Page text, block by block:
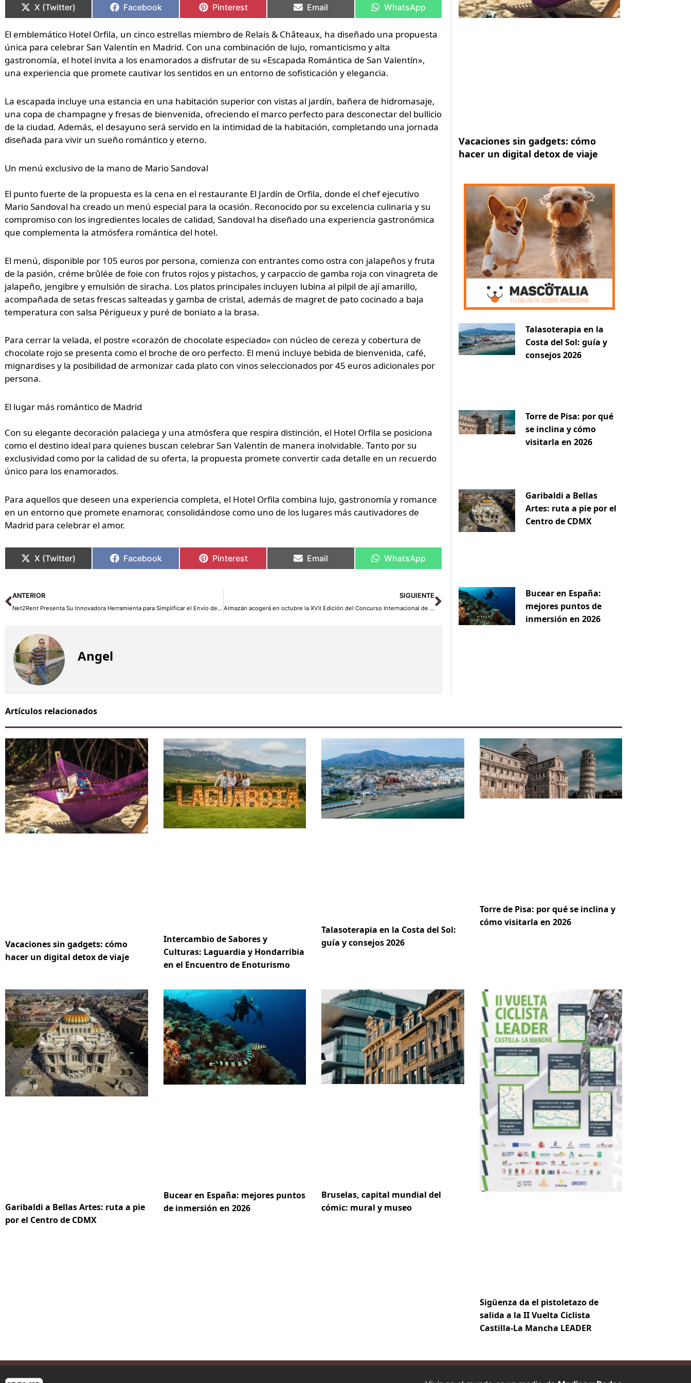
X (Twitter)
Facebook
Pinterest
Email
WhatsApp
El emblemático Hotel Orfila, un cinco estrellas miembro de Relais & Châteaux, ha diseñado una propuesta
única para celebrar San Valentín en Madrid. Con una combinación de lujo, romanticismo y alta
gastronomía, el hotel invita a los enamorados a disfrutar de su «Escapada Romántica de San Valentín»,
una experiencia que promete cautivar los sentidos en un entorno de sofisticación y elegancia.
La escapada incluye una estancia en una habitación superior con vistas al jardín, bañera de hidromasaje,
una copa de champagne y fresas de bienvenida, ofreciendo el marco perfecto para desconectar del bullicio
de la ciudad. Además, el desayuno será servido en la intimidad de la habitación, completando una jornada
diseñada para vivir un sueño romántico y eterno.
Un menú exclusivo de la mano de Mario Sandoval
El punto fuerte de la propuesta es la cena en el restaurante El Jardín de Orfila, donde el chef ejecutivo
Mario Sandoval ha creado un menú especial para la ocasión. Reconocido por su excelencia culinaria y su
compromiso con los ingredientes locales de calidad, Sandoval ha diseñado una experiencia gastronómica
que complementa la atmósfera romántica del hotel.
El menú, disponible por 105 euros por persona, comienza con entrantes como ostra con jalapeños y fruta
de la pasión, créme brûlée de foie con frutos rojos y pistachos, y carpaccio de gamba roja con vinagreta de
jalapeño, jengibre y emulsión de siracha. Los platos principales incluyen lubina al pilpil de ají amarillo,
acompañada de setas frescas salteadas y gamba de cristal, además de magret de pato cocinado a baja
temperatura con salsa Périgueux y puré de boniato a la brasa.
Para cerrar la velada, el postre «corazón de chocolate especiado» con núcleo de cereza y cobertura de
chocolate rojo se presenta como el broche de oro perfecto. El menú incluye bebida de bienvenida, café,
mignardises y la posibilidad de armonizar cada plato con vinos seleccionados por 45 euros adicionales por
persona.
El lugar más romántico de Madrid
Con su elegante decoración palaciega y una atmósfera que respira distinción, el Hotel Orfila se posiciona
como el destino ideal para quienes buscan celebrar San Valentín de manera inolvidable. Tanto por su
exclusividad como por la calidad de su oferta, la propuesta promete convertir cada detalle en un recuerdo
único para los enamorados.
Para aquellos que deseen una experiencia completa, el Hotel Orfila combina lujo, gastronomía y romance
en un entorno que promete enamorar, consolidándose como uno de los lugares más cautivadores de
Madrid para celebrar el amor.
X (Twitter) Facebook Pinterest Email WhatsApp
Ant
ANTERIOR
Net2Rent Presenta Su Innovadora Herramienta para Simplificar el Envío de Datos a los Mossos d’Esquadra y Apoyar a las Agencias en la Regulación del Alquiler Turístico
SIGUIENTE
Almazán acogerá en octubre la XVII Edición del Concurso Internacional de Pinchos y Tapas Medievales: ¡Sabores de la historia!
Siguiente
Angel
Vacaciones sin gadgets: cómo
hacer un digital detox de viaje
Talasoterapia en la
Costa del Sol: guía y
consejos 2026
Torre de Pisa: por qué
se inclina y cómo
visitarla en 2026
Garibaldi a Bellas
Artes: ruta a pie por el
Centro de CDMX
Bucear en España:
mejores puntos de
inmersión en 2026
Artículos relacionados
Vacaciones sin gadgets: cómo
hacer un digital detox de viaje
Intercambio de Sabores y
Culturas: Laguardia y Hondarribia
en el Encuentro de Enoturismo
Talasoterapia en la Costa del Sol:
guía y consejos 2026
Torre de Pisa: por qué se inclina y
cómo visitarla en 2026
Garibaldi a Bellas Artes: ruta a pie
por el Centro de CDMX
Bucear en España: mejores puntos
de inmersión en 2026
Bruselas, capital mundial del
cómic: mural y museo
Sigüenza da el pistoletazo de
salida a la II Vuelta Ciclista
Castilla-La Mancha LEADER